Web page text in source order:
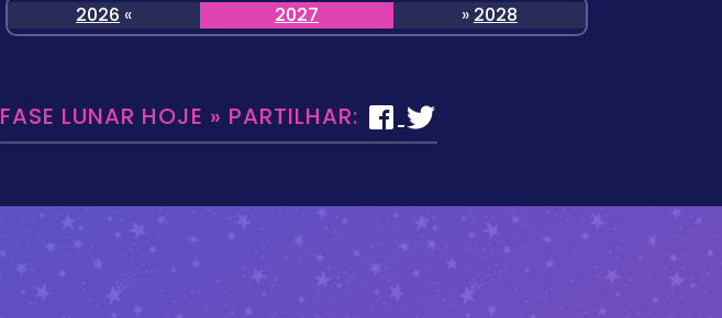
2026 « 2027 » 2028
FASE LUNAR HOJE » PARTILHAR: